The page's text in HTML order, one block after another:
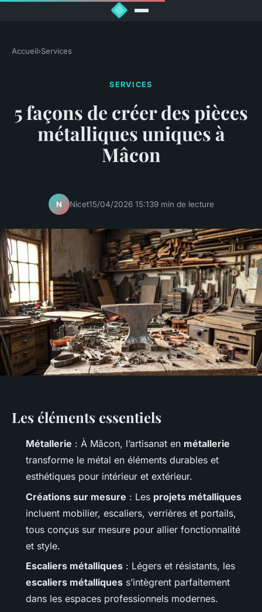
Accueil›Services
SERVICES
5 façons de créer des pièces
métalliques uniques à
Mâcon
N Nicet15/04/2026 15:139 min de lecture
Les éléments essentiels
Métallerie : À Mâcon, l’artisanat en métallerie
transforme le métal en éléments durables et
esthétiques pour intérieur et extérieur.
Créations sur mesure : Les projets métalliques
incluent mobilier, escaliers, verrières et portails,
tous conçus sur mesure pour allier fonctionnalité
et style.
Escaliers métalliques : Légers et résistants, les
escaliers métalliques s’intègrent parfaitement
dans les espaces professionnels modernes.